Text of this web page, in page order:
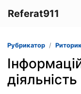
Referat911
Рубрикатор
діяльність